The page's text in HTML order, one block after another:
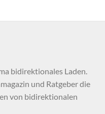
bidirektionales Laden.
und Ratgeber die
von bidirektionalen